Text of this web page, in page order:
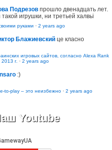
Подрезов прошло двенадцать лет.
такой игрушки, ни третьей халвьі
руками · 2 years ago
Блажиевский це класно
игровых сайтов, согласно Alexa Rank
г. · 2 years ago
:)
to-play – это неизбежно · 2 years ago
Youtube